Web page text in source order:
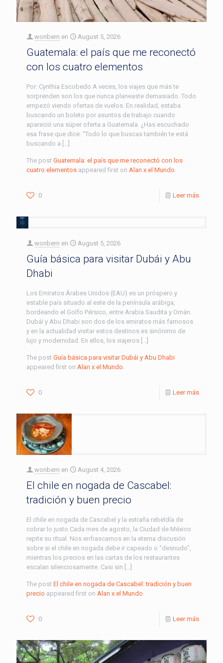
wonbern en August 5, 2026
Guatemala: el país que me reconectó
con los cuatro elementos
Por: Cynthia Escobedo A veces, los viajes que más te
sorprenden son los que nunca planeaste demasiado. Todo
empezó viendo ofertas de vuelos. En realidad, estaba
buscando un boleto por asuntos de trabajo cuando
apareció una súper oferta a Guatemala. ¿Has escuchado
esa frase que dice: “Todo lo que buscas también te está
buscando a […]
The post Guatemala: el país que me reconectó con los
cuatro elementos appeared first on Alan x el Mundo.
0 Leer más
wonbern en August 5, 2026
Guía básica para visitar Dubái y Abu
Dhabi
Los Emiratos Árabes Unidos (EAU) es un próspero y
estable país situado al este de la península arábiga,
bordeando el Golfo Pérsico, entre Arabia Saudita y Omán.
Dubái y Abu Dhabi son dos de los emiratos más famosos
y en la actualidad visitar estos destinos es sinónimo de
lujo y modernidad. En ellos, los viajeros […]
The post Guía básica para visitar Dubái y Abu Dhabi
appeared first on Alan x el Mundo.
0 Leer más
wonbern en August 4, 2026
El chile en nogada de Cascabel:
tradición y buen precio
El chile en nogada de Cascabel y la extraña rebeldía de
cobrar lo justo Cada mes de agosto, la Ciudad de México
repite su ritual. Nos enfrascamos en la eterna discusión
sobre si el chile en nogada debe ir capeado o “desnudo”,
mientras los precios en las cartas de los restaurantes
escalan silenciosamente. Casi sin […]
The post El chile en nogada de Cascabel: tradición y buen
precio appeared first on Alan x el Mundo.
0 Leer más